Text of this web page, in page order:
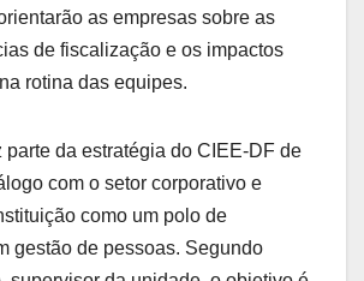
as empresas sobre as
de fiscalização e os impactos
rotina das equipes.
parte da estratégia do CIEE-DF de
com o setor corporativo e
como um polo de
gestão de pessoas. Segundo